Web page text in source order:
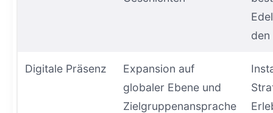
den
Digitale Präsenz
Expansion auf
globaler Ebene und
Zielgruppenansprache